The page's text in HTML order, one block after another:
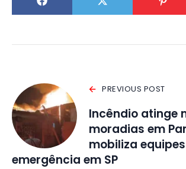
PREVIOUS POST
Incêndio atinge
moradias em
mobiliza
emergência em SP